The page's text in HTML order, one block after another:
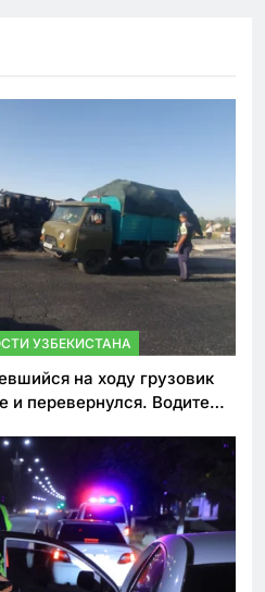
УЗБЕКИСТАНА
на ходу грузовик
и перевернулся. Водитель